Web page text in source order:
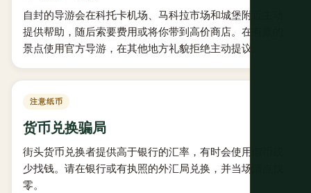
自封的导游会在科托卡机场、马科拉市场和城堡附近主动
提供帮助，随后索要费用或将你带到高价商店。在有票的
景点使用官方导游，在其他地方礼貌拒绝主动提议。
注意纸币
货币兑换骗局
街头货币兑换者提供高于银行的汇率，有时会使用假币或
少找钱。请在银行或有执照的外汇局兑换，并当场清点找
零。